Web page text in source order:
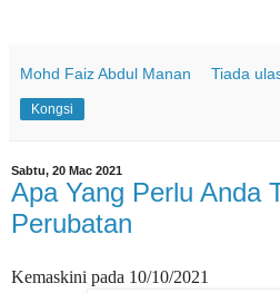
Mohd Faiz Abdul Manan Tiada
Kongsi
Sabtu, 20 Mac 2021
Apa Yang Perlu Anda
Perubatan
Kemaskini pada 10/10/2021